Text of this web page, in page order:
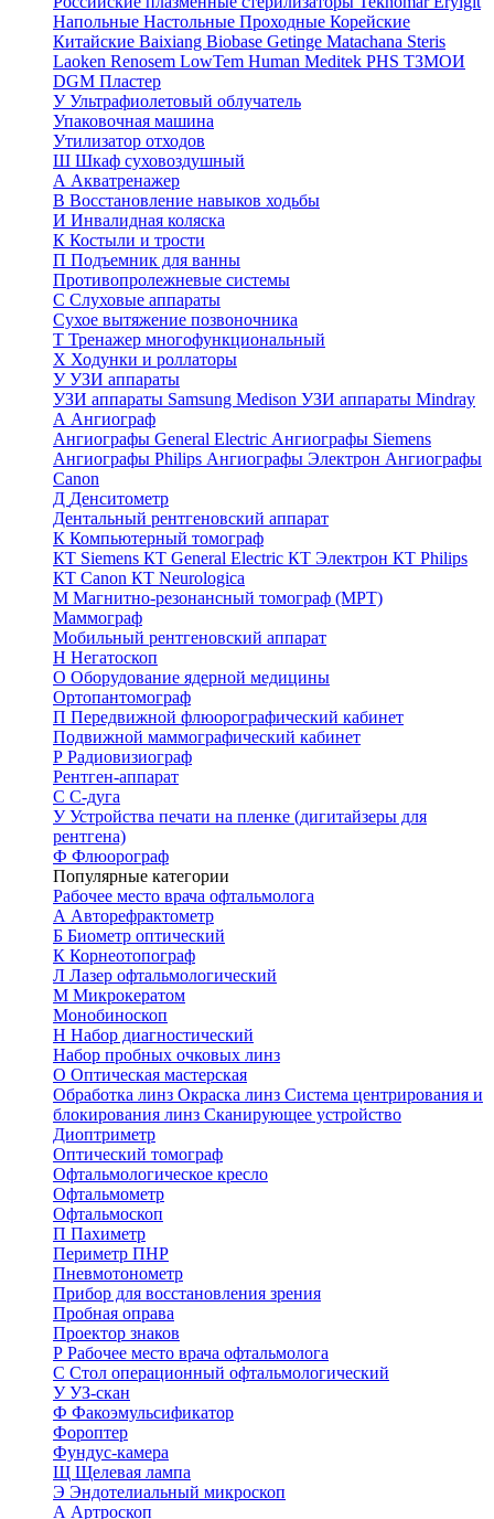
Напольные Настольные Проходные Корейские
Китайские Baixiang Biobase Getinge Matachana Steris
Laoken Renosem LowTem Human Meditek PHS ТЗМОИ
DGM Пластер
УУльтрафиолетовый облучатель
Упаковочная машина
Утилизатор отходов
Ш Шкаф суховоздушный
А Акватренажер
В Восстановление навыков ходьбы
И Инвалидная коляска
К Костыли и трости
П Подъемник для ванны
Противопролежневые системы
С Слуховые аппараты
Сухое вытяжение позвоночника
Т Тренажер многофункциональный
Х Ходунки и роллаторы
УУЗИ аппараты
УЗИ аппараты Samsung Medison УЗИ аппараты Mindray
А Ангиограф
Ангиографы General Electric Ангиографы Siemens
Ангиографы Philips Ангиографы Электрон Ангиографы
Canon
Д Денситометр
Дентальный рентгеновский аппарат
К Компьютерный томограф
КТ Siemens КТ General Electric КТ Электрон КТ Philips
КТ Canon КТ Neurologica
М Магнитно-резонансный томограф (МРТ)
Маммограф
Мобильный рентгеновский аппарат
Н Негатоскоп
О Оборудование ядерной медицины
Ортопантомограф
П Передвижной флюорографический кабинет
Подвижной маммографический кабинет
Р Радиовизиограф
Рентген-аппарат
С С-дуга
УУстройства печати на пленке (дигитайзеры для
рентгена)
Ф Флюорограф
Популярные категории
Рабочее место врача офтальмолога
А Авторефрактометр
Б Биометр оптический
К Корнеотопограф
Л Лазер офтальмологический
М Микрокератом
Монобиноскоп
Н Набор диагностический
Набор пробных очковых линз
О Оптическая мастерская
Обработка линз Окраска линз Система центрирования и
блокирования линз Сканирующее устройство
Диоптриметр
Оптический томограф
Офтальмологическое кресло
Офтальмометр
Офтальмоскоп
П Пахиметр
Периметр ПНР
Пневмотонометр
Прибор для восстановления зрения
Пробная оправа
Проектор знаков
Р Рабочее место врача офтальмолога
С Стол операционный офтальмологический
УУЗ-скан
Ф Факоэмульсификатор
Фороптер
Фундус-камера
Щ Щелевая лампа
Э Эндотелиальный микроскоп
А Артроскоп